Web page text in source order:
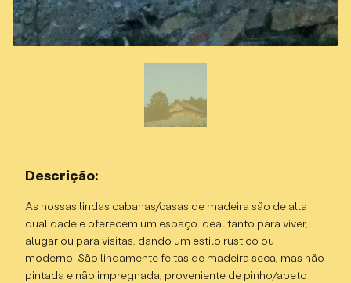
Descrição:
As nossas lindas cabanas/casas de madeira são de alta
qualidade e oferecem um espaço ideal tanto para viver,
alugar ou para visitas, dando um estilo rustico ou
moderno. São lindamente feitas de madeira seca, mas não
pintada e não impregnada, proveniente de pinho/abeto